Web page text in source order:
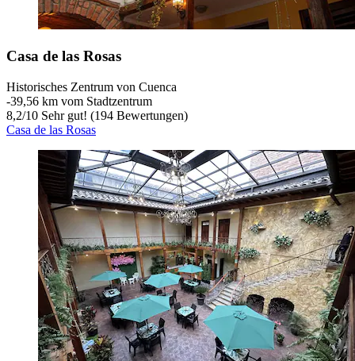
Casa de las Rosas
Historisches Zentrum von Cuenca
‐39,56 km vom Stadtzentrum
8,2/10 Sehr gut! (194 Bewertungen)
Casa de las Rosas